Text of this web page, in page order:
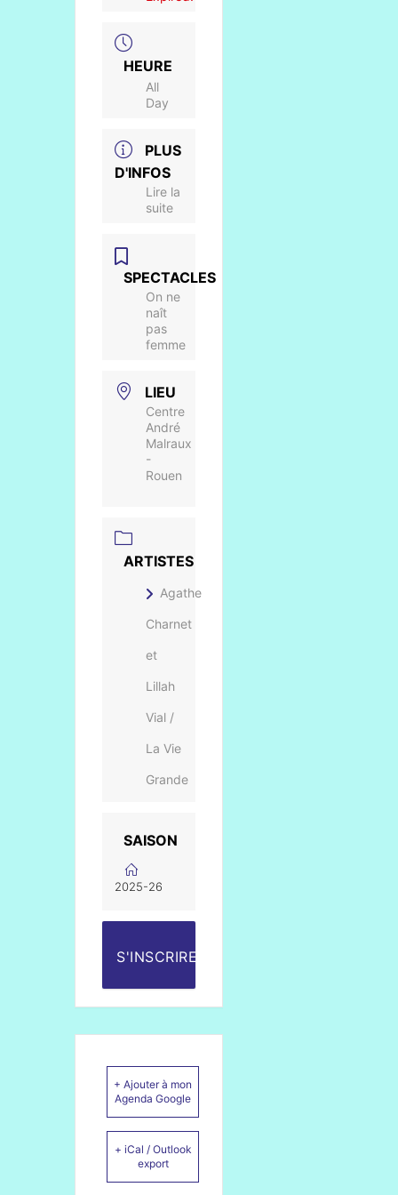
HEURE
All
Day
PLUS
D'INFOS
Lire la
suite
SPECTACLES
On ne
naît
pas
femme
LIEU
Centre
André
Malraux
-
Rouen
ARTISTES
Agathe
Charnet
et
Lillah
Vial /
La Vie
Grande
SAISON
2025-26
S'INSCRIRE
+ Ajouter à mon
Agenda Google
+ iCal / Outlook
export